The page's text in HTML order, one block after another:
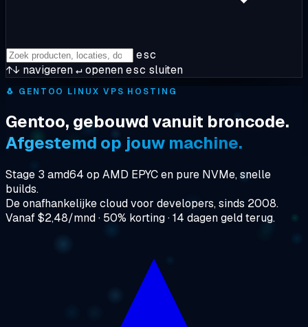
esc
↑↓ navigeren↵openenesc sluiten
🐧 GENTOO LINUX VPS HOSTING
Gentoo, gebouwd vanuit broncode.
Afgestemd op jouw machine.
Stage 3 amd64 op AMD EPYC en pure NVMe, snelle
builds.
De onafhankelijke cloud voor developers, sinds 2008.
Vanaf $2,48/mnd · 50% korting · 14 dagen geld terug.